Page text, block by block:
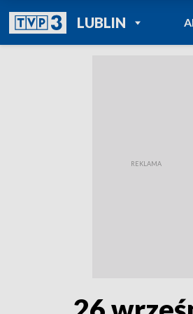
LUBLINPOWRÓT DO
TVP REGIONY